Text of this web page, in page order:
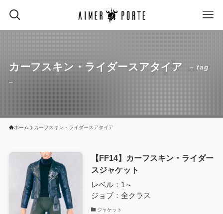
カーフスキン・ライダースアタイア
– tag
–
ホーム カーフスキン・ライダースアタイア
【FF14】カーフスキン・ライダー
スジャケット
レベル：1～
ジョブ：全クラス
ジャケット